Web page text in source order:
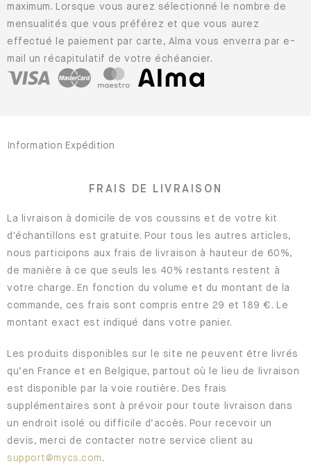
maximum. Lorsque vous aurez sélectionné le nombre de
mensualités que vous préférez et que vous aurez
effectué le paiement par carte, Alma vous enverra par e-
mail un récapitulatif de votre échéancier.
Information Expédition
FRAIS DE LIVRAISON
La livraison à domicile de vos coussins et de votre kit
d'échantillons est gratuite. Pour tous les autres articles,
nous participons aux frais de livraison à hauteur de 60%,
de manière à ce que seuls les 40% restants restent à
votre charge. En fonction du volume et du montant de la
commande, ces frais sont compris entre 29 et 189 €. Le
montant exact est indiqué dans votre panier.
Les produits disponibles sur le site ne peuvent être livrés
qu’en France et en Belgique, partout où le lieu de livraison
est disponible par la voie routière. Des frais
supplémentaires sont à prévoir pour toute livraison dans
un endroit isolé ou difficile d’accès. Pour recevoir un
devis, merci de contacter notre service client au
support@mycs.com.